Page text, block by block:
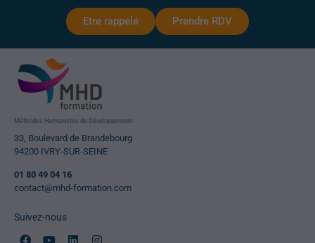
Etre rappelé Prendre RDV
Méthodes Humanistes de Développement
33, Boulevard de Brandebourg
94200 IVRY-SUR-SEINE
01 80 49 04 16
contact@mhd-formation.com
Suivez-nous